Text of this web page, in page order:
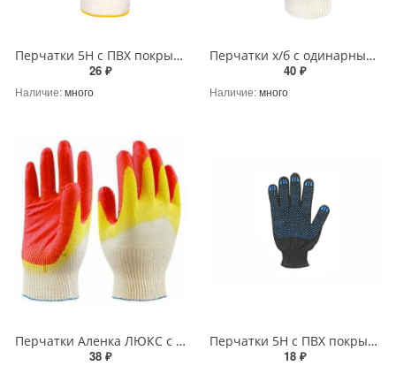
Перчатки 5Н с ПВХ покрытие "Точка" ЛЮКС, класс 10
26 ₽
Наличие:много
Перчатки х/б с одинарным латексным покрытием
40 ₽
Наличие:много
Перчатки Аленка ЛЮКС с двойным латексным покрытием, оранжевые
38 ₽
Перчатки 5Н с ПВХ покрытие "Точка" черные, класс 10
18 ₽